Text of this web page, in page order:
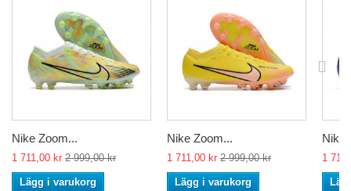
Nike Zoom...
1 711,00 kr 2 999,00 kr
Lägg i varukorg
Nike Zoom...
1 711,00 kr 2 999,00 kr
Lägg i varukorg
Nike
1